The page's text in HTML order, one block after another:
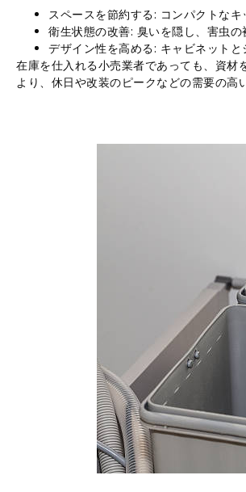
スペースを節約する: コンパクトな
衛生状態の改善: 臭いを隠し、害虫の
デザイン性を高める: キャビネット
在庫を仕入れる小売業者であっても、資材
より、休日や改装のピークなどの需要の高